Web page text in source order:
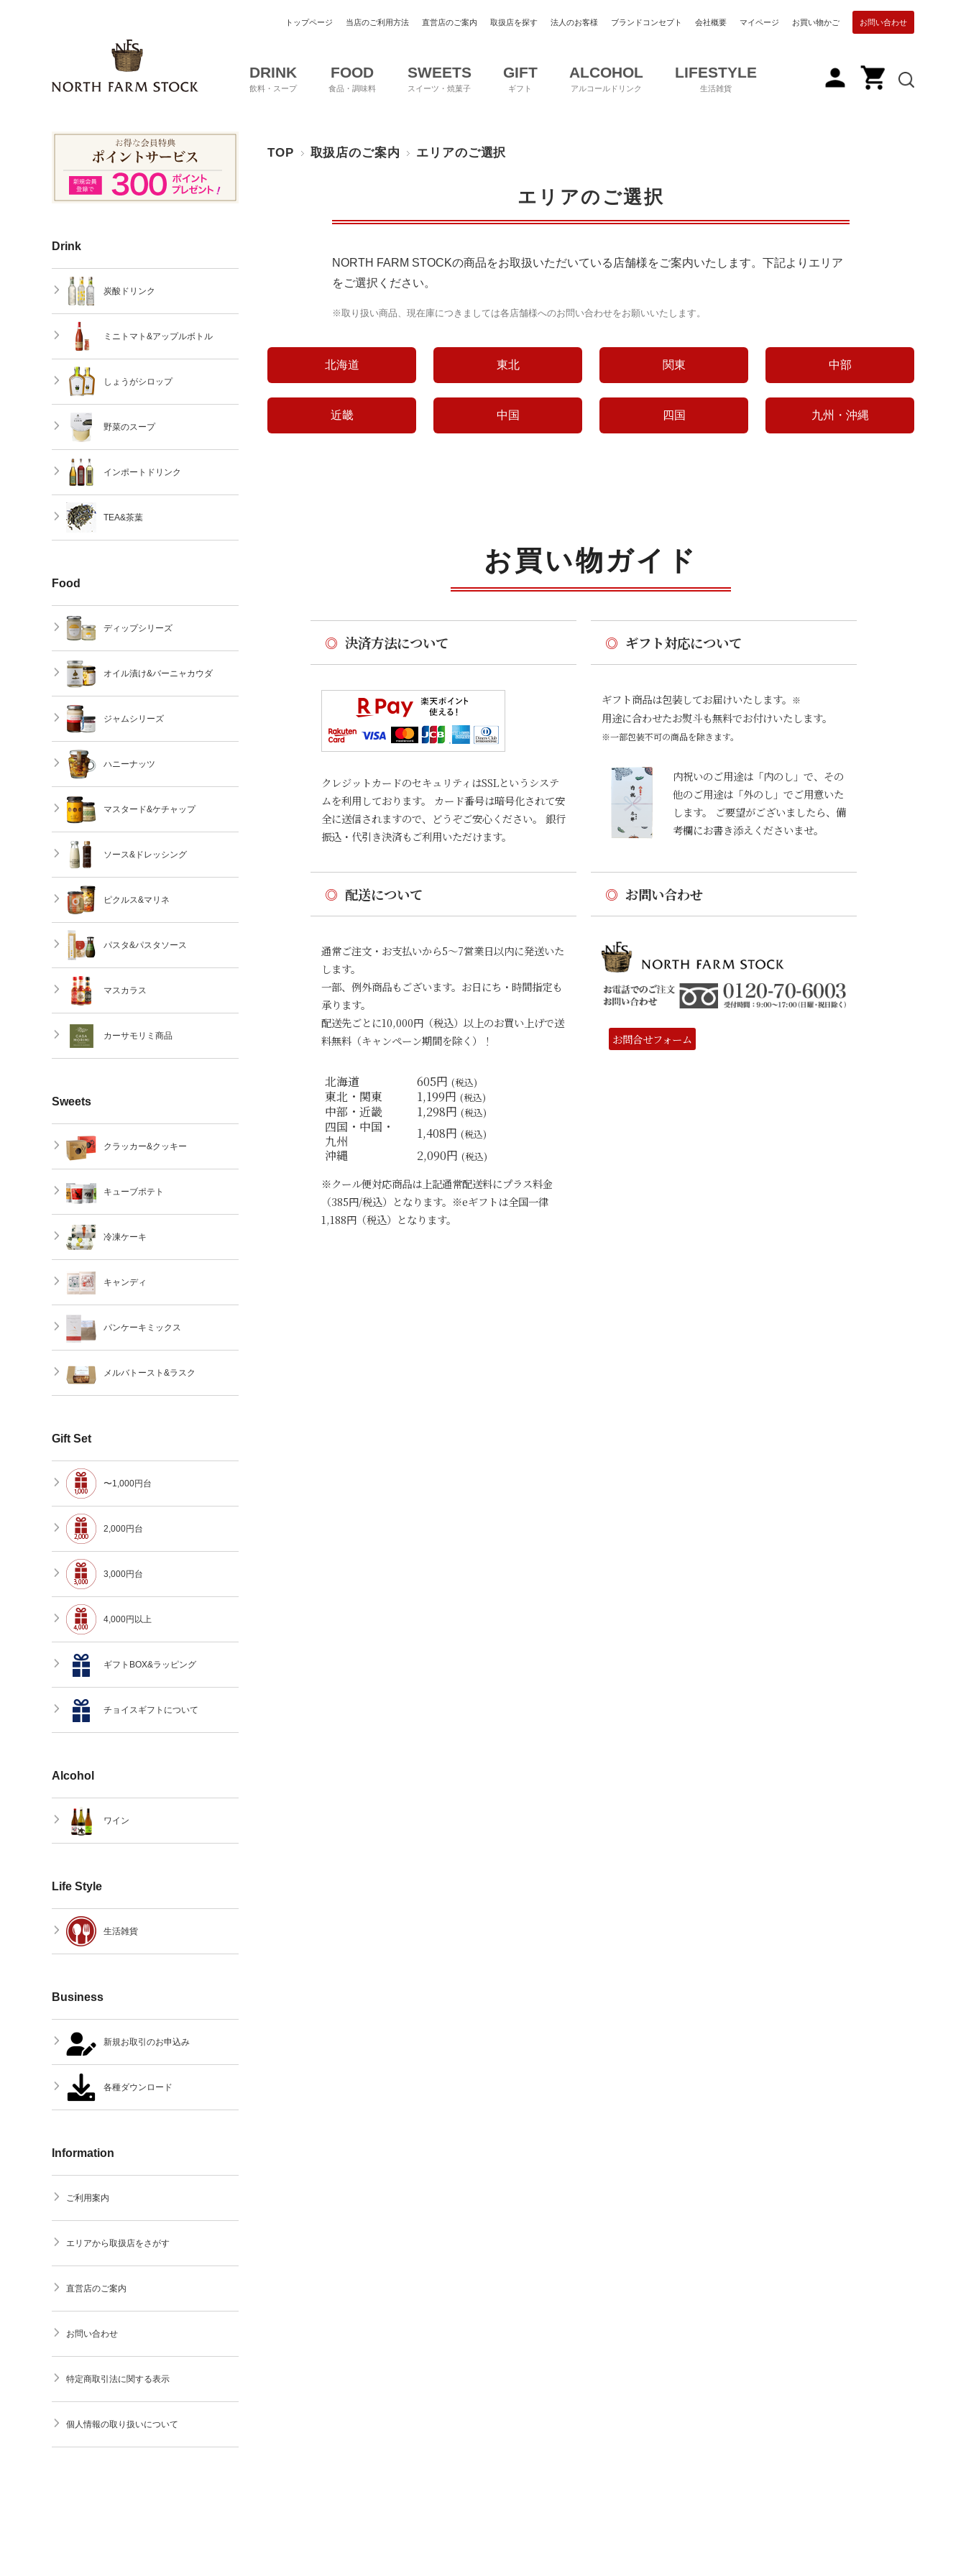
トップページ 当店のご利用方法 直営店のご案内 取扱店を探す 法人のお客様 ブランドコンセプト 会社概要 マイページ お買い物かご お問い合わせ
DRINK
飲料・スープ
FOOD
食品・調味料
SWEETS
スイーツ・焼菓子
GIFT
ギフト
ALCOHOL
アルコールドリンク
LIFESTYLE
生活雑貨
TOP 取扱店のご案内 エリアのご選択
エリアのご選択
NORTH FARM STOCKの商品をお取扱いただいている店舗様をご案内いたします。下記よりエリア
をご選択ください。
※取り扱い商品、現在庫につきましては各店舗様へのお問い合わせをお願いいたします。
北海道 東北 関東 中部
近畿 中国 四国 九州・沖縄
お買い物ガイド
◎ 決済方法について
クレジットカードのセキュリティはSSLというシステ
ムを利用しております。 カード番号は暗号化されて安
全に送信されますので、どうぞご安心ください。 銀行
振込・代引き決済もご利用いただけます。
◎ 配送について
通常ご注文・お支払いから5〜7営業日以内に発送いた
します。
一部、例外商品もございます。お日にち・時間指定も
承ります。
配送先ごとに10,000円（税込）以上のお買い上げで送
料無料（キャンペーン期間を除く）！
北海道 605円 (税込)
東北・関東 1,199円 (税込)
中部・近畿 1,298円 (税込)
四国・中国・
九州
1,408円 (税込)
沖縄 2,090円 (税込)
※クール便対応商品は上記通常配送料にプラス料金
（385円/税込）となります。※eギフトは全国一律
1,188円（税込）となります。
◎ ギフト対応について
ギフト商品は包装してお届けいたします。 ※
用途に合わせたお熨斗も無料でお付けいたします。
※一部包装不可の商品を除きます。
内祝いのご用途は「内のし」で、その
他のご用途は「外のし」でご用意いた
します。 ご要望がございましたら、備
考欄にお書き添えくださいませ。
◎ お問い合わせ
お問合せフォーム
Drink
炭酸ドリンク
ミニトマト&アップルボトル
しょうがシロップ
野菜のスープ
インポートドリンク
TEA&茶葉
Food
ディップシリーズ
オイル漬け&バーニャカウダ
ジャムシリーズ
ハニーナッツ
マスタード&ケチャップ
ソース&ドレッシング
ピクルス&マリネ
パスタ&パスタソース
マスカラス
カーサモリミ商品
Sweets
クラッカー&クッキー
キューブポテト
冷凍ケーキ
キャンディ
パンケーキミックス
メルバトースト&ラスク
Gift Set
〜1,000円台
2,000円台
3,000円台
4,000円以上
ギフトBOX&ラッピング
チョイスギフトについて
Alcohol
ワイン
Life Style
生活雑貨
Business
新規お取引のお申込み
各種ダウンロード
Information
ご利用案内
エリアから取扱店をさがす
直営店のご案内
お問い合わせ
特定商取引法に関する表示
個人情報の取り扱いについて